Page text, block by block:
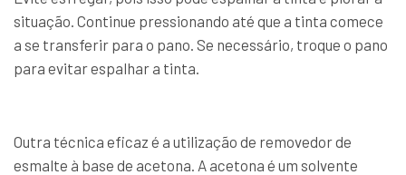
situação. Continue pressionando até que a tinta comece
a se transferir para o pano. Se necessário, troque o pano
para evitar espalhar a tinta.
Outra técnica eficaz é a utilização de removedor de
esmalte à base de acetona. A acetona é um solvente